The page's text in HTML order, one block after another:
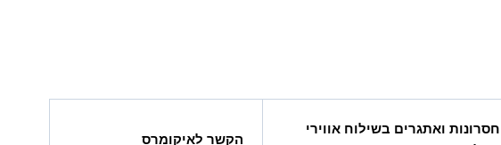
חסרונות ואתגרים בשילוח אווירי
הקשר לאיקומרס